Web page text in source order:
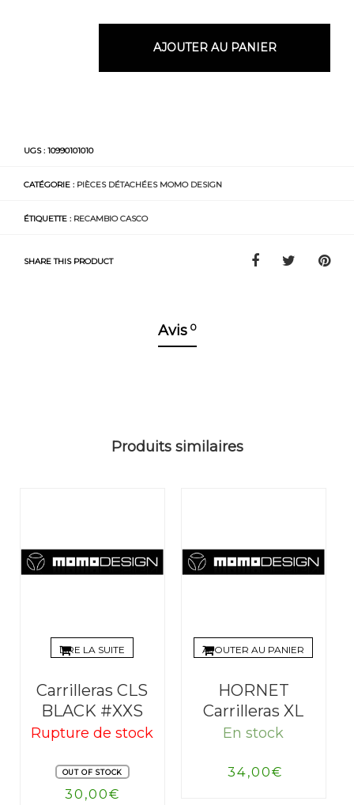
AJOUTER AU PANIER
UGS : 10990101010
CATÉGORIE : PIÈCES DÉTACHÉES MOMO DESIGN
ÉTIQUETTE : RECAMBIO CASCO
SHARE THIS PRODUCT
Avis 0
Produits similaires
LIRE LA SUITE
Carrilleras CLS
BLACK #XXS
Rupture de stock
OUT OF STOCK
30,00€
AJOUTER AU PANIER
HORNET
Carrilleras XL
En stock
34,00€